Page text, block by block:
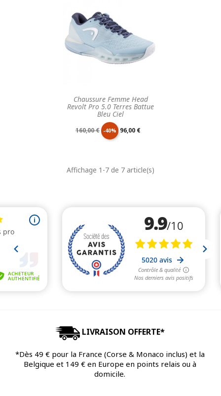
Chaussure Femme Head
Revolt Pro 5.0 Terres Battue
Bleu Ciel
Prix
base
160,00 € -40% Prix
96,00 €
Affichage 1-7 de 7 article(s)
LIVRAISON OFFERTE*
*Dès 49 € pour la France (Corse & Monaco inclus) et la
Belgique et 149 € en Europe en points relais ou à
domicile.